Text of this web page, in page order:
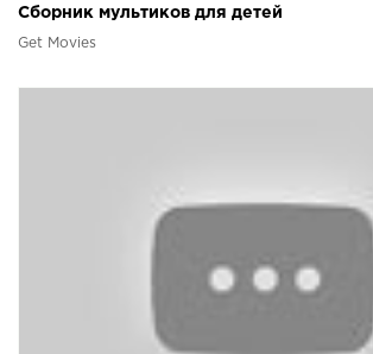
Сборник мультиков для детей
Get Movies